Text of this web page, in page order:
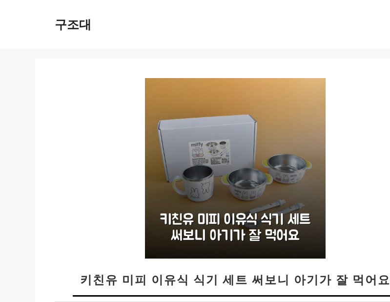
구조대
키친유 미피 이유식 식기 세트 써보니 아기가 잘 먹어요